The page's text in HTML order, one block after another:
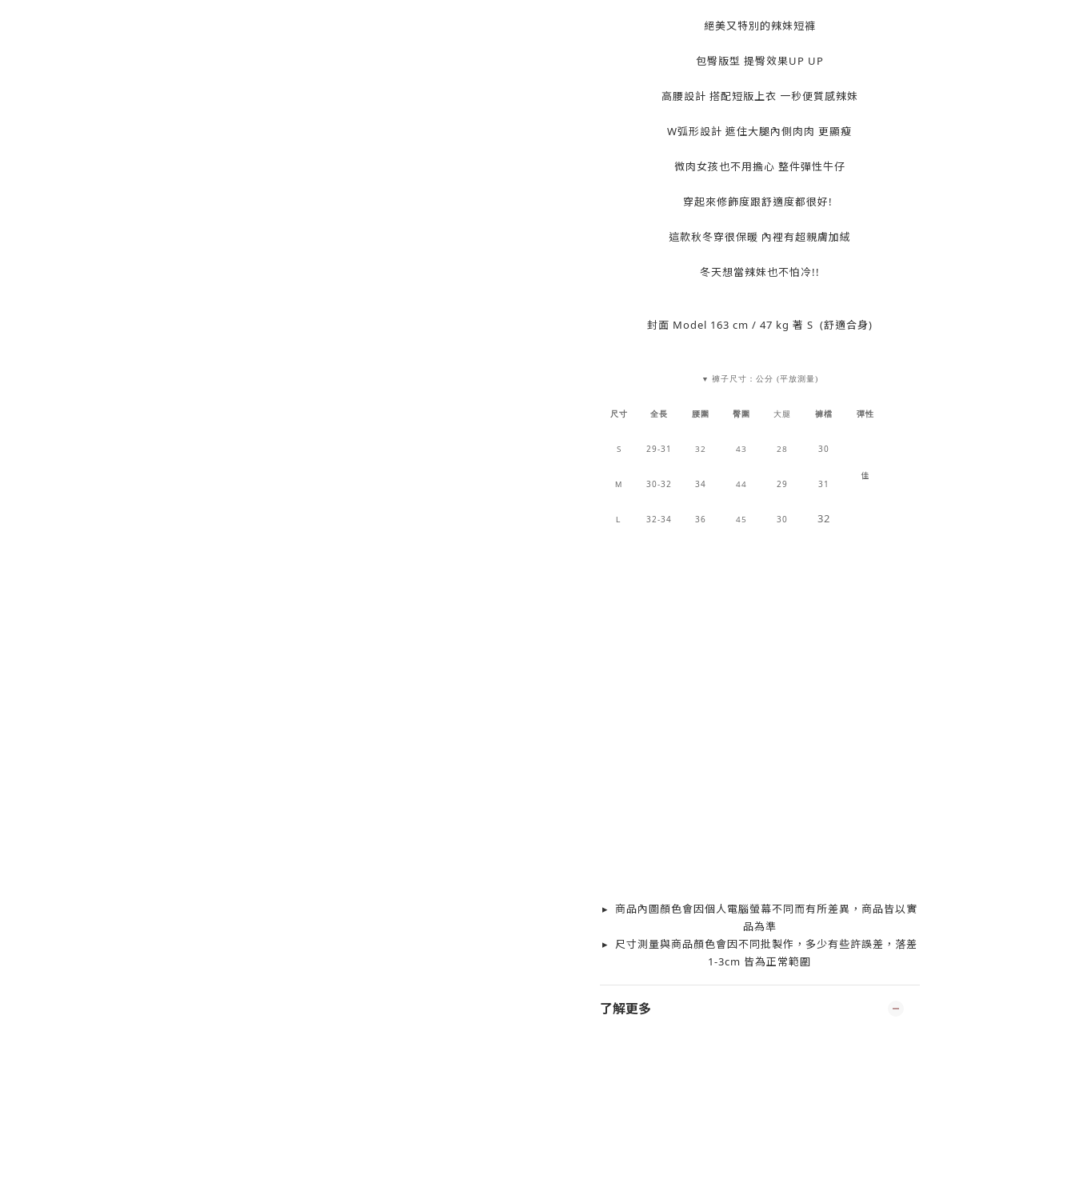
絕美又特別的辣妹短褲
包臀版型 提臀效果UP UP
高腰設計 搭配短版上衣 一秒便質感辣妹
W弧形設計 遮住大腿內側肉肉 更顯瘦
微肉女孩也不用擔心 整件彈性牛仔
穿起來修飾度跟舒適度都很好!
這款秋冬穿很保暖 內裡有超親膚加絨
冬天想當辣妹也不怕冷!!
封面 Model 163 cm / 47 kg 著 S (舒適合身)
▼ 褲子尺寸：公分 (平放測量)
尺寸 全長 腰圍 臀圍 大腿 褲檔 彈性
S
M
L
29-31
30-32
32-34
32
34
36
43
44
45
28
29
30
30
31
32
佳
▸ 商品內圖顏色會因個人電腦螢幕不同而有所差異，商品皆以實
品為準
▸ 尺寸測量與商品顏色會因不同批製作，多少有些許誤差，落差
1-3cm 皆為正常範圍
了解更多